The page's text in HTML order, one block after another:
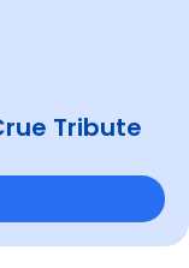
Tribute